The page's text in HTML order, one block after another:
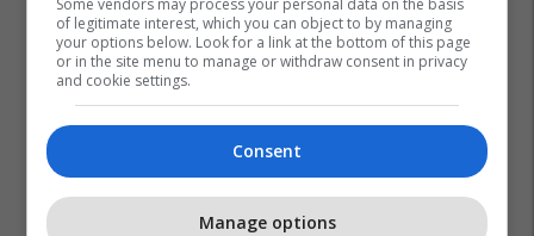
of legitimate interest, which you can object to by managing
your options below. Look for a link at the bottom of this page
or in the site menu to manage or withdraw consent in privacy
and cookie settings.
Consent
Manage options